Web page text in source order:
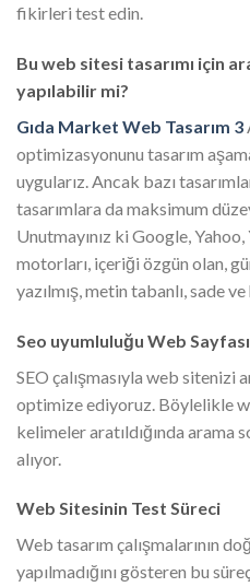
fikirleri test edin.
Bu web sitesi tasarımı için
yapılabilir mi?
Gıda Market Web Tasarım 3
optimizasyonunu tasarım
uygularız. Ancak bazı
tasarımlara da maksimum
Unutmayınız ki Google,
motorları, içeriği özgün olan,
yazılmış, metin tabanlı, sade ve
Seo uyumluluğu Web Sayfası
SEO çalışmasıyla web sitenizi
optimize ediyoruz. Böylelikle
kelimeler aratıldığında arama
alıyor.
Web Sitesinin Test Süreci
Web tasarım çalışmalarının
yapılmadığını gösteren bu